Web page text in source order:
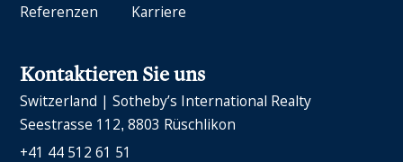
Referenzen
Karriere
Kontaktieren Sie uns
Switzerland | Sotheby’s International Realty
Seestrasse 112 8803 Rüschlikon
+41 44 512 61 51